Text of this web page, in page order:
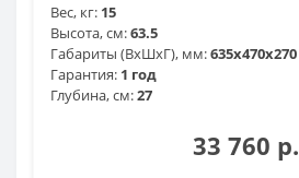
Вес, кг: 15
Высота, см:63.5
Габариты (ВхШхГ), мм:635x470x270
Гарантия: 1 год
Глубина, см:27
33 760 р.